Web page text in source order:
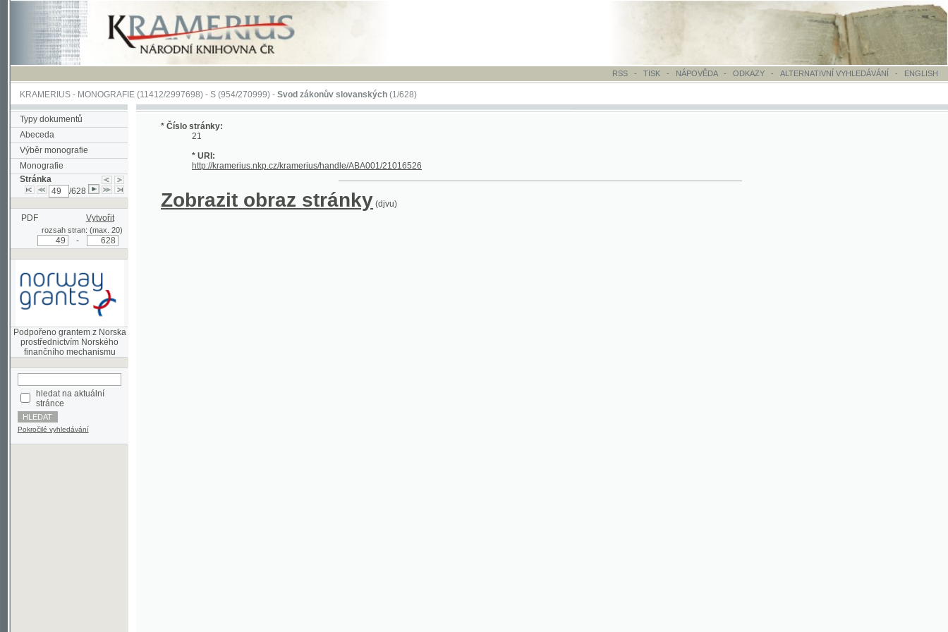
RSS - TISK-NÁPOVĚDA - ODKAZY - ALTERNATIVNÍ VYHLEDÁVÁNÍ- ENGLISH
KRAMERIUS-MONOGRAFIE(11412/2997698) -S (954/270999)-Svod zákonův slovanských(1/628)
Typy dokumentů
Abeceda
Výběr monografie
Monografie
Stránka
/628
PDF Vytvořit
rozsah stran: (max. 20)
Podpořeno grantem z Norska
prostřednictvím Norského
hledat na aktuální
stránce
Pokročilé vyhledávání
* Číslo stránky:
21
* URI:
http://kramerius.nkp.cz/kramerius/handle/ABA001/21016526
Zobrazit obraz stránky